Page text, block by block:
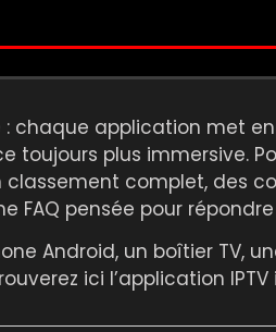
: chaque application met
toujours plus immersive.
classement complet, des
FAQ pensée pour
Android, un boîtier TV,
ici l’application